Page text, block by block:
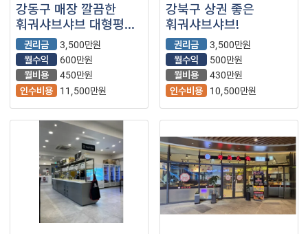
강동구 매장 깔끔한
훠궈샤브샤브 대형평수
매장입니다
권리금
3,500만원
월수익
600만원
월비용
450만원
인수비용
11,500만원
강북구 상권 좋은
훠궈샤브샤브!
권리금
3,500만원
월수익
500만원
월비용
430만원
인수비용
10,500만원